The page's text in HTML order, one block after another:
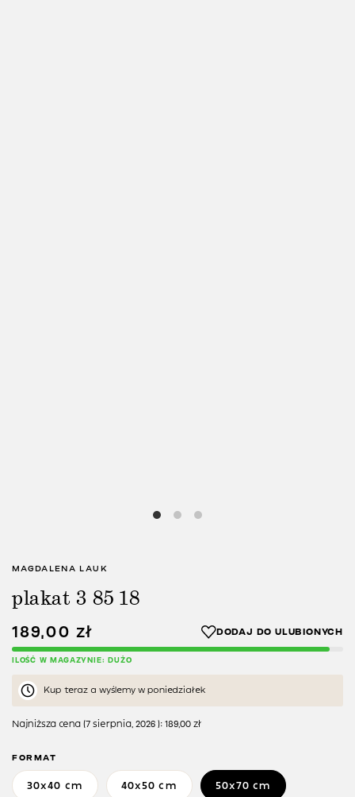
MAGDALENA LAUK
plakat 3 85 18
189,00 zł
ILOŚĆ W MAGAZYNIE: DUŻO
Kup teraz a wyślemy w poniedziałek
Najniższa cena (7 sierpnia, 2026 ): 189,00 zł
FORMAT
30x40 cm 40x50 cm 50x70 cm